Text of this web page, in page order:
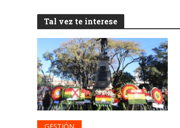
Tal vez te interese